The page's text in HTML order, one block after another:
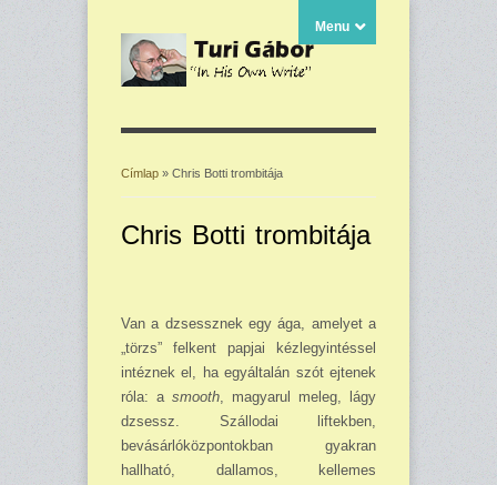
Menu
Címlap » Chris Botti trombitája
Chris Botti trombitája
Van a dzsessznek egy ága, amelyet a
„törzs” felkent papjai kézlegyintéssel
intéznek el, ha egyáltalán szót ejtenek
róla: a smooth, magyarul meleg, lágy
dzsessz. Szállodai liftekben,
bevásárlóközpontokban gyakran
hallható, dallamos, kellemes